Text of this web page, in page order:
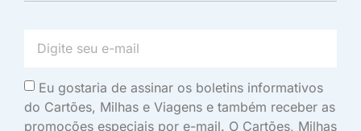
Eu gostaria de assinar os boletins informativos
do Cartões, Milhas e Viagens e também receber as
promoções especiais por e-mail. O Cartões, Milhas